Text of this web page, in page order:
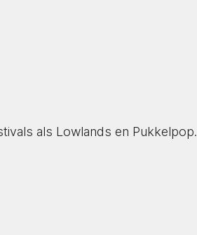
als Lowlands en Pukkelpop.